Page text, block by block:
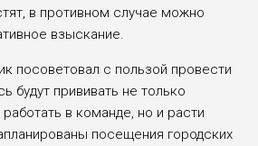
в противном случае можно
взыскание.
посоветовал с пользой провести
будут прививать не только
в команде, но и расти
посещения городских